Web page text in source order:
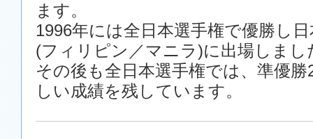
ます。
1996年には全日本選手権で優勝し
(フィリピン／マニラ)に出場しまし
その後も全日本選手権では、準優
しい成績を残しています。